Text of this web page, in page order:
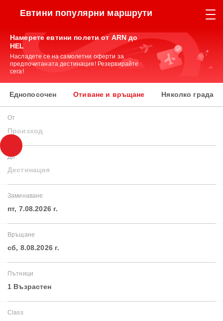
Евтини популярни маршрути
Намерете евтини полети от ARN до
HEL
Насладете се на самолетни оферти за
предпочитаната дестинация! Резервирайте
сега!
Еднопосочен Отиване и връщане Няколко града
От
Произход
До
Дестинация
Заминаване
пт, 7.08.2026 г.
Връщане
сб, 8.08.2026 г.
Пътници
1 Възрастен
Class